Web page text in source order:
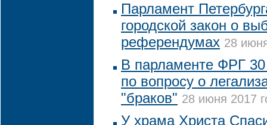
Парламент
городской закон о
референдумах 28
В парламенте ФРГ
по вопросу о
"браков" 28 июня 2017
У храма Христа